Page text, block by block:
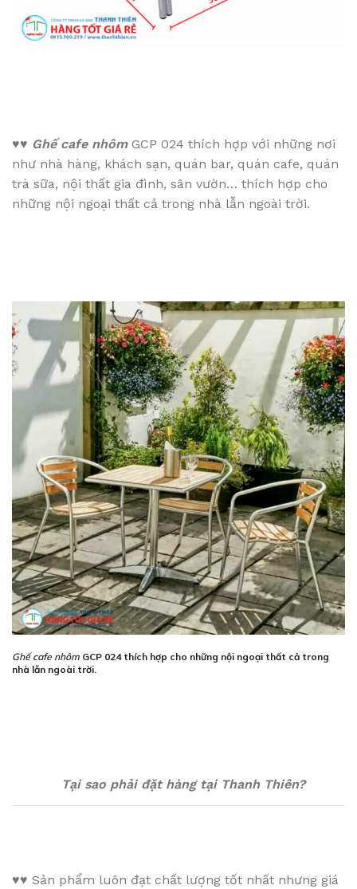
♥♥ Ghế cafe nhômGCP 024 thích hợp với những nơi
như nhà hàng, khách sạn, quán bar, quán cafe, quán
trà sữa, nội thất gia đình, sân vườn… thích hợp cho
những nội ngoại thất cả trong nhà lẫn ngoài trời.
Ghế cafe nhôm GCP 024 thích hợp cho những nội ngoại thất cả trong
nhà lẫn ngoài trời.
Tại sao phải đặt hàng tại Thanh Thiên?
♥♥ Sản phẩm luôn đạt chất lượng tốt nhất nhưng giá